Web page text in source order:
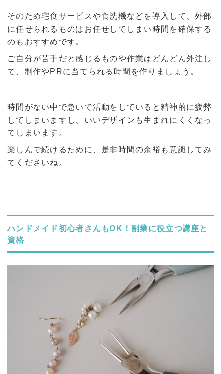
そのため宅食サービスや食洗機などを導入して、外部
に任せられるものはお任せしてしまい時間を確保する
のもおすすめです。
ご自分が苦手だと感じるものや作業はどんどん外注し
て、制作やPRに当てられる時間を作りましょう。
時間がない中で急いで活動をしていると精神的に疲弊
してしまいますし、いいデザインも生まれにくくなっ
てしまいます。
楽しんで続けるために、是非時間の余裕も意識してみ
てくださいね。
ハンドメイド初心者さんもOK！副業に役立つ講座と
資格